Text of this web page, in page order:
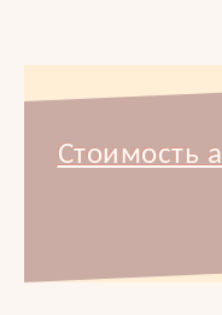
Стоимость